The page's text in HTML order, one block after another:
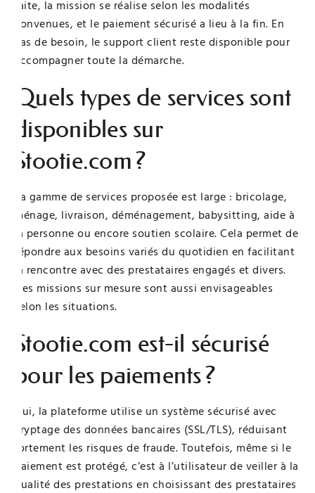
faite, la mission se réalise selon les modalités
convenues, et le paiement sécurisé a lieu à la fin. En
cas de besoin, le support client reste disponible pour
accompagner toute la démarche.
Quels types de services sont
disponibles sur
Stootie.com ?
La gamme de services proposée est large : bricolage,
ménage, livraison, déménagement, babysitting, aide à
la personne ou encore soutien scolaire. Cela permet de
répondre aux besoins variés du quotidien en facilitant
la rencontre avec des prestataires engagés et divers.
Des missions sur mesure sont aussi envisageables
selon les situations.
Stootie.com est-il sécurisé
pour les paiements ?
Oui, la plateforme utilise un système sécurisé avec
cryptage des données bancaires (SSL/TLS), réduisant
fortement les risques de fraude. Toutefois, même si le
paiement est protégé, c’est à l’utilisateur de veiller à la
qualité des prestations en choisissant des prestataires